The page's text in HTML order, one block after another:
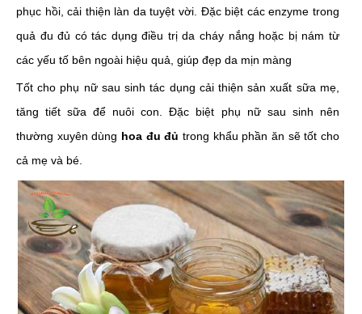
phục hồi, cải thiện làn da tuyệt vời. Đặc biệt các enzyme trong
quả đu đủ có tác dụng điều trị da cháy nắng hoặc bị nám từ
các yếu tố bên ngoài hiệu quả, giúp đẹp da mịn màng
Tốt cho phụ nữ sau sinh tác dụng cải thiện sản xuất sữa mẹ,
tăng tiết sữa để nuôi con. Đặc biệt phụ nữ sau sinh nên
thường xuyên dùng hoa đu đủ trong khẩu phần ăn sẽ tốt cho
cả mẹ và bé.